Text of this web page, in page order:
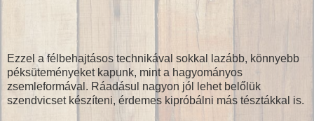
Ezzel a félbehajtásos technikával sokkal lazább, könnyebb
péksüteményeket kapunk, mint a hagyományos
zsemleformával. Ráadásul nagyon jól lehet belőlük
szendvicset készíteni, érdemes kipróbálni más tésztákkal is.